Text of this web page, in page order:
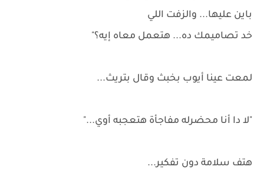
باين عليها... والزفت اللي
خد تصاميمك ده... هتعمل معاه إيه؟"
لمعت عينا أيوب بخبث وقال بتريث...
"لا دا أنا محضرله مفاجأة هتعجبه أوي..."
هتف سلامة دون تفكير...